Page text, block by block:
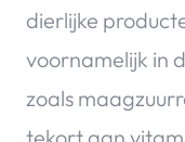
dierlijke
voornamelijk in
zoals